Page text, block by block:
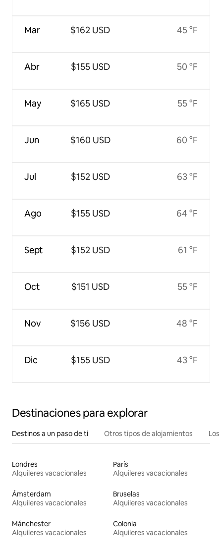
Mar
Abr
May
Jun
Jul
Ago
Sept
Oct
Nov
Dic
$162 USD
$155 USD
$165 USD
$160 USD
$152 USD
$155 USD
$152 USD
$151 USD
$156 USD
$155 USD
45 °F
50 °F
55 °F
60 °F
63 °F
64 °F
61 °F
55 °F
48 °F
43 °F
Destinaciones para explorar
Destinos a un paso de ti Otros tipos de alojamientos
Londres
Alquileres vacacionales
París
Alquileres vacacionales
Ámsterdam
Alquileres vacacionales
Bruselas
Alquileres vacacionales
Mánchester
Alquileres vacacionales
Colonia
Alquileres vacacionales